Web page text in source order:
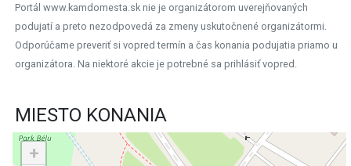
Portál www.kamdomesta.sk nie je organizátorom uverejňovaných
podujatí a preto nezodpovedá za zmeny uskutočnené organizátormi.
Odporúčame preveriť si vopred termín a čas konania podujatia priamo u
organizátora. Na niektoré akcie je potrebné sa prihlásiť vopred.
MIESTO KONANIA
+